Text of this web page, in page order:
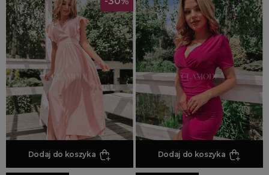
Dodaj do koszyka Dodaj do koszyka